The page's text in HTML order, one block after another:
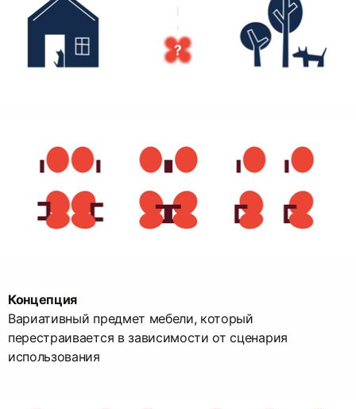
Концепция
Вариативный предмет мебели, который
перестраивается в зависимости от сценария
использования